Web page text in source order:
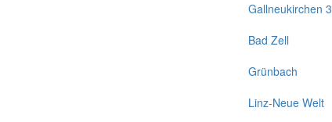
Gallneukirchen 3
Bad Zell
Grünbach
Linz-Neue Welt